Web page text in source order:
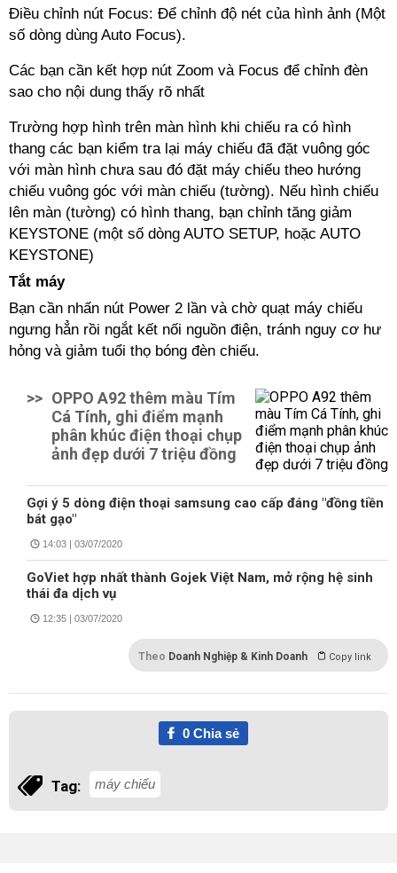
Điều chỉnh nút Focus: Để chỉnh độ nét của hình ảnh (Một
số dòng dùng Auto Focus).
Các bạn cần kết hợp nút Zoom và Focus để chỉnh đèn
sao cho nội dung thấy rõ nhất
Trường hợp hình trên màn hình khi chiếu ra có hình
thang các bạn kiểm tra lại máy chiếu đã đặt vuông góc
với màn hình chưa sau đó đặt máy chiếu theo hướng
chiếu vuông góc với màn chiếu (tường). Nếu hình chiếu
lên màn (tường) có hình thang, bạn chỉnh tăng giảm
KEYSTONE (một số dòng AUTO SETUP, hoặc AUTO
KEYSTONE)
Tắt máy
Bạn cần nhấn nút Power 2 lần và chờ quạt máy chiếu
ngưng hẳn rồi ngắt kết nối nguồn điện, tránh nguy cơ hư
hỏng và giảm tuổi thọ bóng đèn chiếu.
>> OPPO A92 thêm màu Tím
Cá Tính, ghi điểm mạnh
phân khúc điện thoại chụp
ảnh đẹp dưới 7 triệu đồng
Gợi ý 5 dòng điện thoại samsung cao cấp đáng "đồng tiền
bát gạo"
14:03 | 03/07/2020
GoViet hợp nhất thành Gojek Việt Nam, mở rộng hệ sinh
thái đa dịch vụ
12:35 | 03/07/2020
Theo Doanh Nghiệp & Kinh Doanh Copy link
0Chia sẻ
Tag: máy chiếu